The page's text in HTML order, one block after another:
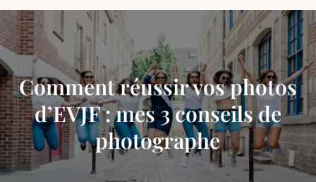
Comment réussir vos photos
d’EVJF : mes 3 conseils de
photographe